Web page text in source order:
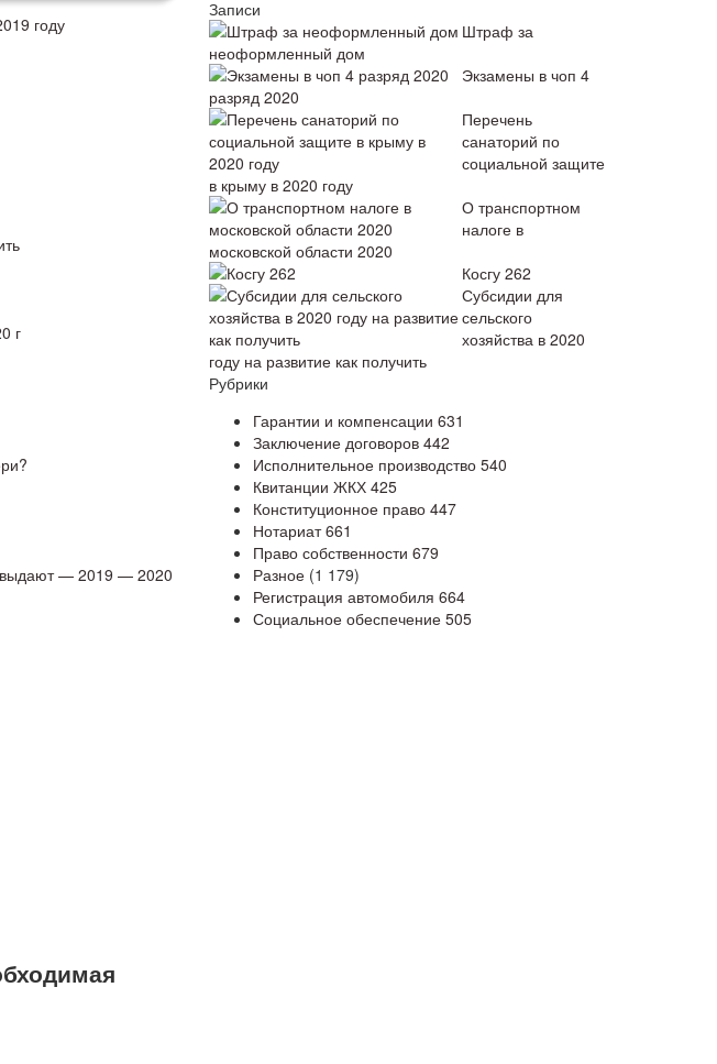
году
г
выдают — 2019 — 2020
Записи
Штраф за
неоформленный дом
Экзамены в чоп 4
разряд 2020
Перечень
санаторий по
социальной защите
в крыму в 2020 году
О транспортном
налоге в
московской области 2020
Косгу 262
Субсидии для
сельского
хозяйства в 2020
году на развитие как получить
Рубрики
Гарантии и компенсации 631
Заключение договоров 442
Исполнительное производство 540
Квитанции ЖКХ 425
Конституционное право 447
Нотариат661
Право собственности 679
Разное (1 179)
Регистрация автомобиля 664
Социальное обеспечение 505